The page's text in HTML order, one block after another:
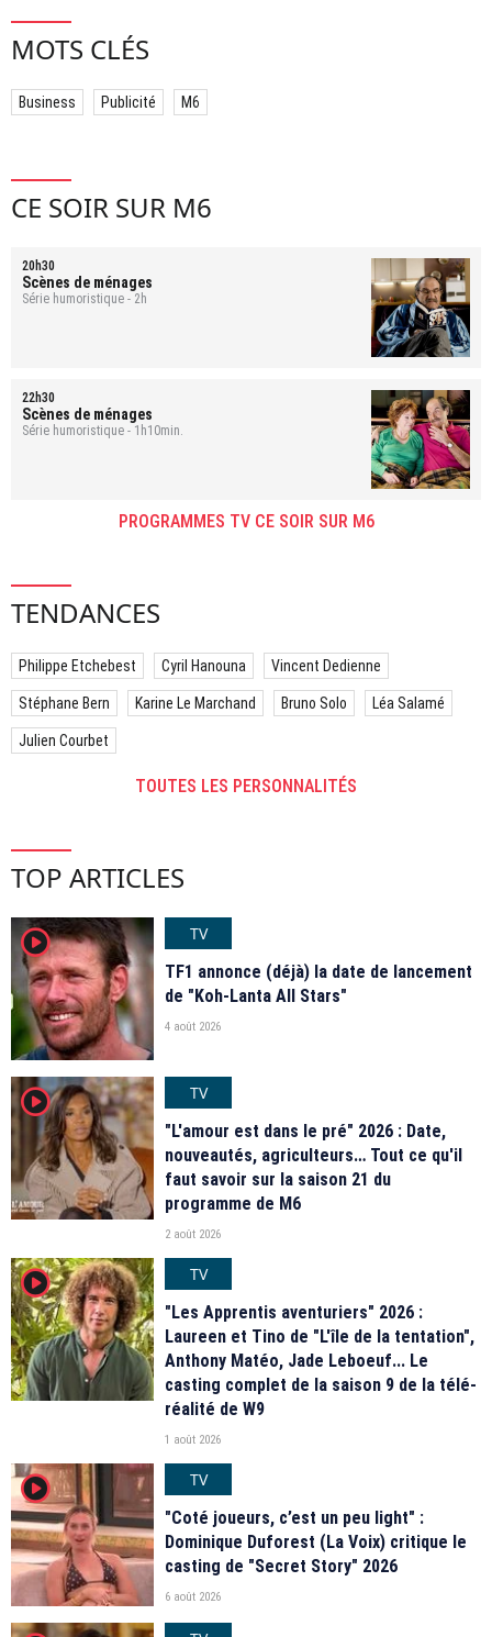
MOTS CLÉS
Business Publicité M6
CE SOIR SUR M6
20h30
Scènes de ménages
Série humoristique - 2h
22h30
Scènes de ménages
Série humoristique - 1h10min.
PROGRAMMES TV CE SOIR SUR M6
TENDANCES
Philippe Etchebest Cyril Hanouna Vincent Dedienne
Stéphane Bern Karine Le Marchand Bruno Solo Léa Salamé
Julien Courbet
TOUTES LES PERSONNALITÉS
TOP ARTICLES
player2
TV
TF1 annonce (déjà) la date de lancement
de "Koh-Lanta All Stars"
4 août 2026
player2
TV
"L'amour est dans le pré" 2026 : Date,
nouveautés, agriculteurs… Tout ce qu'il
faut savoir sur la saison 21 du
programme de M6
2 août 2026
player2
TV
"Les Apprentis aventuriers" 2026 :
Laureen et Tino de "L'île de la tentation",
Anthony Matéo, Jade Leboeuf... Le
casting complet de la saison 9 de la télé-
réalité de W9
1 août 2026
player2
TV
"Coté joueurs, c’est un peu light" :
Dominique Duforest (La Voix) critique le
casting de "Secret Story" 2026
6 août 2026